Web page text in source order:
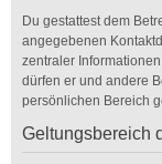
Du gestattest dem
angegebenen
zentraler
dürfen er und andere
persönlichen Bereich
Geltungsbereich